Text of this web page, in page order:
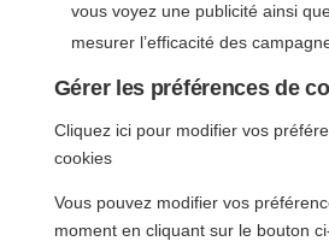
vous voyez une publicité ainsi
mesurer l’efficacité des
Gérer les préférences de
Cliquez ici pour modifier vos
cookies
Vous pouvez modifier vos
moment en cliquant sur le bouton